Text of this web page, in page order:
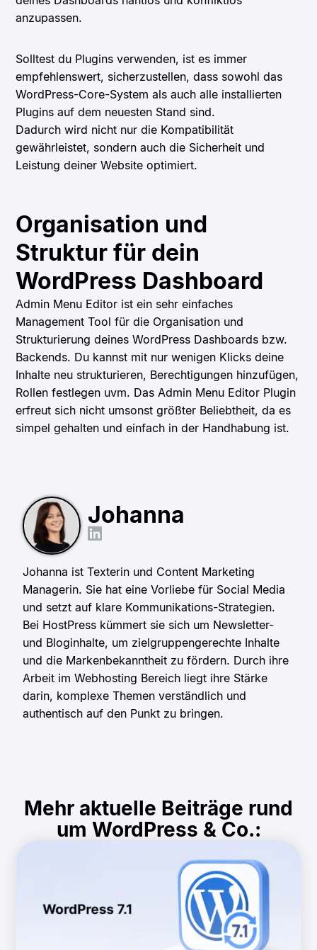
anzupassen.
Solltest du Plugins verwenden, ist es immer
empfehlenswert, sicherzustellen, dass sowohl das
WordPress-Core-System als auch alle installierten
Plugins auf dem neuesten Stand sind.
Dadurch wird nicht nur die Kompatibilität
gewährleistet, sondern auch die Sicherheit und
Leistung deiner Website optimiert.
Organisation und
Struktur für dein
WordPress Dashboard
Admin Menu Editor ist ein sehr einfaches
Management Tool für die Organisation und
Strukturierung deines WordPress Dashboards bzw.
Backends. Du kannst mit nur wenigen Klicks deine
Inhalte neu strukturieren, Berechtigungen hinzufügen,
Rollen festlegen uvm. Das Admin Menu Editor Plugin
erfreut sich nicht umsonst größter Beliebtheit, da es
simpel gehalten und einfach in der Handhabung ist.
Johanna
Johanna ist Texterin und Content Marketing
Managerin. Sie hat eine Vorliebe für Social Media
und setzt auf klare Kommunikations-Strategien.
Bei HostPress kümmert sie sich um Newsletter-
und Bloginhalte, um zielgruppengerechte Inhalte
und die Markenbekanntheit zu fördern. Durch ihre
Arbeit im Webhosting Bereich liegt ihre Stärke
darin, komplexe Themen verständlich und
authentisch auf den Punkt zu bringen.
Mehr aktuelle Beiträge rund
um WordPress & Co.: